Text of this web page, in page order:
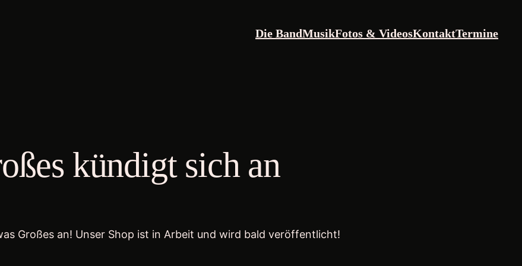
Die BandMusikFotos & VideosKontaktTermine
kündigt sich an
Großes an! Unser Shop ist in Arbeit und wird bald veröffentlicht!